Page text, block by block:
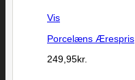
Vis
Porcelæns Ærespris
249,95kr.